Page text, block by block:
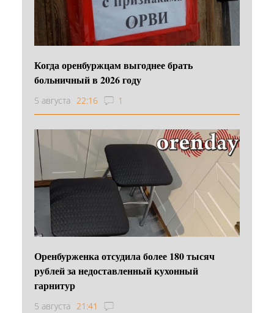
Когда оренбуржцам выгоднее брать
больничный в 2026 году
5 августа 22:16 1
Оренбурженка отсудила более 180 тысяч
рублей за недоставленный кухонный
гарнитур
5 августа 21:41